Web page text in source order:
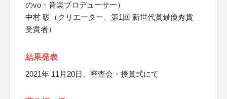
のvo・音楽プロデューサー）
中村 暖（クリエーター、第1回 新世代賞最優秀賞
受賞者）
結果発表
2021年 11月20日、審査会・授賞式にて